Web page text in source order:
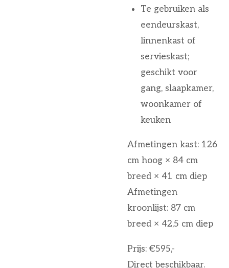
Te gebruiken als
eendeurskast,
linnenkast of
servieskast;
geschikt voor
gang, slaapkamer,
woonkamer of
keuken
Afmetingen kast: 126
cm hoog × 84 cm
breed × 41 cm diep
Afmetingen
kroonlijst: 87 cm
breed × 42,5 cm diep
Prijs: €595,-
Direct beschikbaar.